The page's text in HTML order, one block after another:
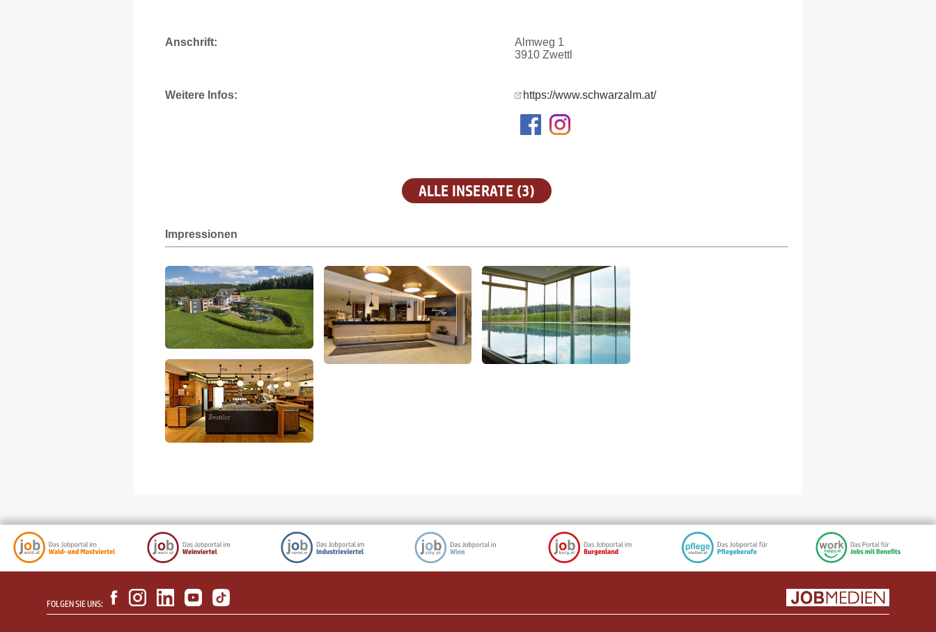
Anschrift:
Almweg 1
3910 Zwettl
Weitere Infos: https://www.schwarzalm.at/
ALLE INSERATE (3)
Impressionen
FOLGEN SIE UNS: